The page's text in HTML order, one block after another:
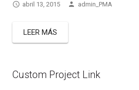
abril 13, 2015 admin_PMA
LEER MÁS
Custom Project Link